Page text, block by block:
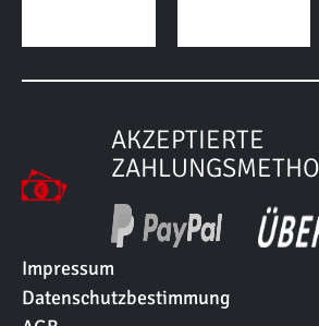
AKZEPTIERTE
Impressum
Datenschutzbestimmung